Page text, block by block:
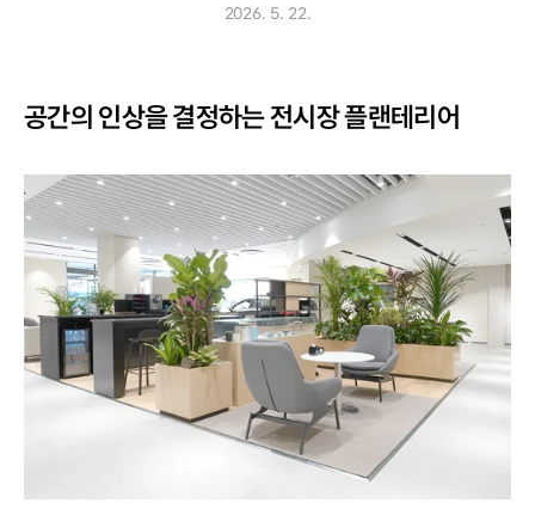
2026. 5. 22.
공간의 인상을 결정하는 전시장 플랜테리어